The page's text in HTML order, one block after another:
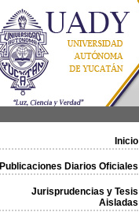
Inicio
Publicaciones Diarios Oficiales
Jurisprudencias y Tesis
Aisladas